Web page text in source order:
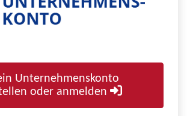
Unternehmenskonto
oder anmelden